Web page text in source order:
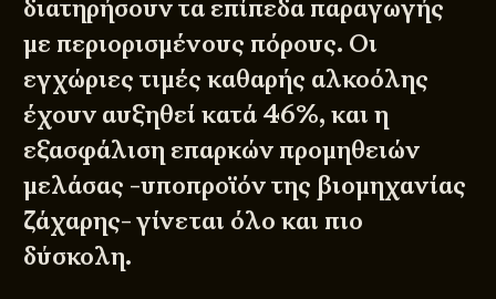
διατηρήσουν τα επίπεδα παραγωγής
με περιορισμένους πόρους. Οι
εγχώριες τιμές καθαρής αλκοόλης
έχουν αυξηθεί κατά 46%, και η
εξασφάλιση επαρκών προμηθειών
μελάσας -υποπροϊόν της βιομηχανίας
ζάχαρης- γίνεται όλο και πιο
δύσκολη.